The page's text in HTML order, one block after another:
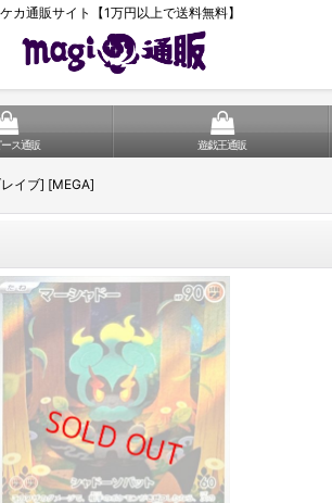
カ通販サイト【1万円以上で送料無料】
ス通販 遊戯王通販
イブ] [MEGA]